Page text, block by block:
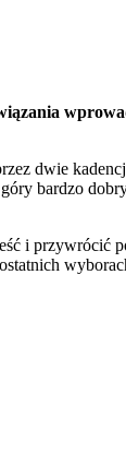
dwie
bardzo
i przywrócić